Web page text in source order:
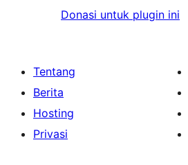
Donasi untuk plugin ini
Tentang
Berita
Hosting
Privasi